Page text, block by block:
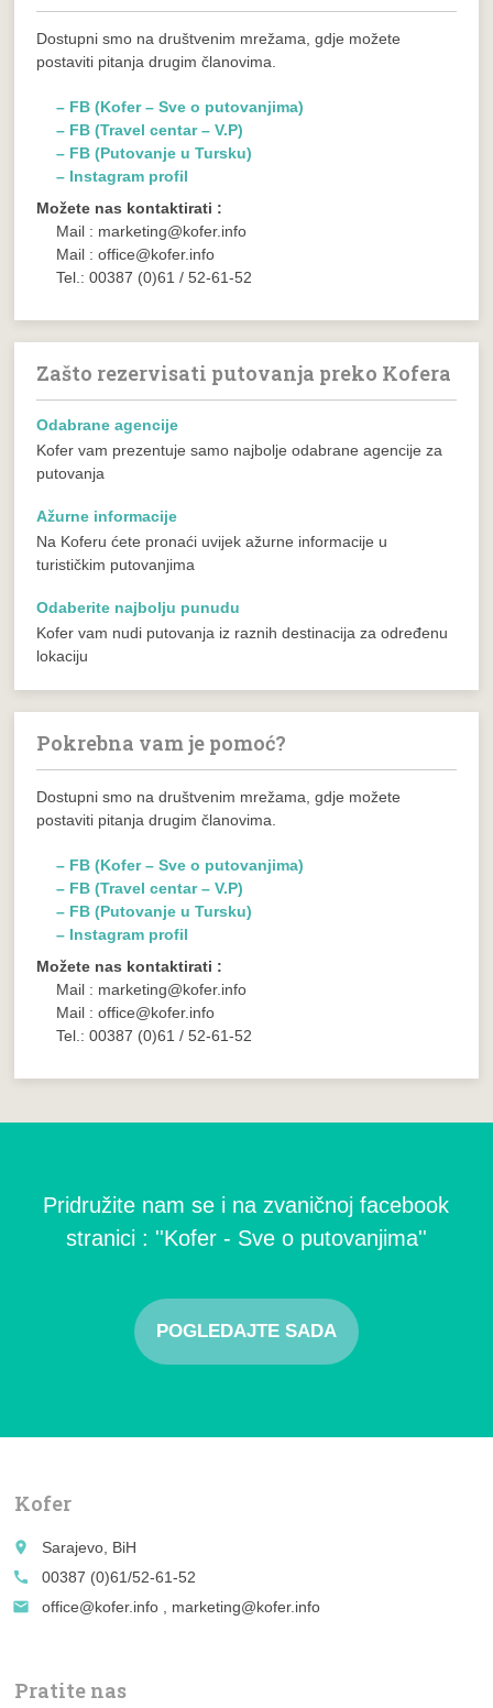
Dostupni smo na društvenim mrežama, gdje možete
postaviti pitanja drugim članovima.
– FB (Kofer – Sve o putovanjima)
– FB (Travel centar – V.P)
– FB (Putovanje u Tursku)
– Instagram profil
Možete nas kontaktirati :
Mail : marketing@kofer.info
Mail : office@kofer.info
Tel.: 00387 (0)61 / 52-61-52
Zašto rezervisati putovanja preko Kofera
Odabrane agencije
Kofer vam prezentuje samo najbolje odabrane agencije za
putovanja
Ažurne informacije
Na Koferu ćete pronaći uvijek ažurne informacije u
turističkim putovanjima
Odaberite najbolju punudu
Kofer vam nudi putovanja iz raznih destinacija za određenu
lokaciju
Pokrebna vam je pomoć?
Dostupni smo na društvenim mrežama, gdje možete
postaviti pitanja drugim članovima.
– FB (Kofer – Sve o putovanjima)
– FB (Travel centar – V.P)
– FB (Putovanje u Tursku)
– Instagram profil
Možete nas kontaktirati :
Mail : marketing@kofer.info
Mail : office@kofer.info
Tel.: 00387 (0)61 / 52-61-52
Pridružite nam se i na zvaničnoj facebook
stranici : ''Kofer - Sve o putovanjima''
POGLEDAJTE SADA
Kofer
place
Sarajevo, BiH
call
00387 (0)61/52-61-52
email
office@kofer.info , marketing@kofer.info
Pratite nas